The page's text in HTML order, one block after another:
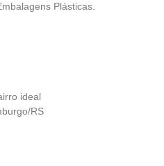
Plásticas.
ideal
RS